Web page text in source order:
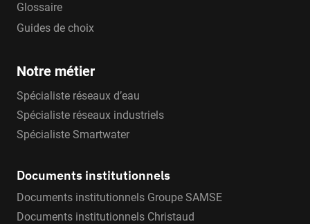
Glossaire
Guides de choix
Notre métier
Spécialiste réseaux d’eau
Spécialiste réseaux industriels
Spécialiste Smartwater
Documents institutionnels
Documents institutionnels Groupe SAMSE
Documents institutionnels Christaud